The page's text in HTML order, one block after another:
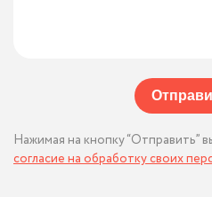
Нажимая на кнопку “Отправить”
согласие на обработку своих